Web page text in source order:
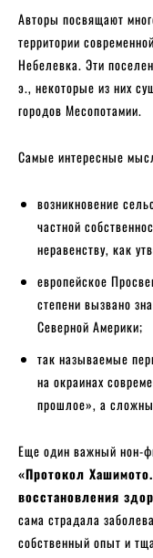
Авторы посвящают
территории
Небелевка. Эти
э., некоторые из них
городов Месопотамии.
Самые интересные
возникновение
частной
неравенству, как
европейское
степени вызвано
Северной Америки;
так называемые
на окраинах
прошлое», а
Еще один важный нон-
«Протокол
восстановления
сама страдала
собственный опыт и